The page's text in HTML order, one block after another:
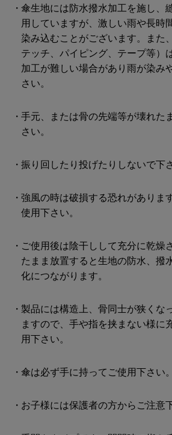
傘生地には防水撥水加工を施し、
用していますが、激しい雨や長時
染み込むことがございます。また
テッチ、パイピング、テープ等）
加工が難しい場合があり雨が染み
さい。
手元、または骨の先端等が壊れた
さい。
振り回したり投げたりしないで下さ
強風の時は破損する恐れがありま
使用下さい。
ご使用後は陰干しして充分に乾燥
たまま放置すると生地の防水、撥
化につながります。
製品には構造上、骨同士が狭くな
ますので、手や指を挟まない様に
用下さい。
傘は必ず手に持ってご使用下さい。
お子様には保護者の方からご注意